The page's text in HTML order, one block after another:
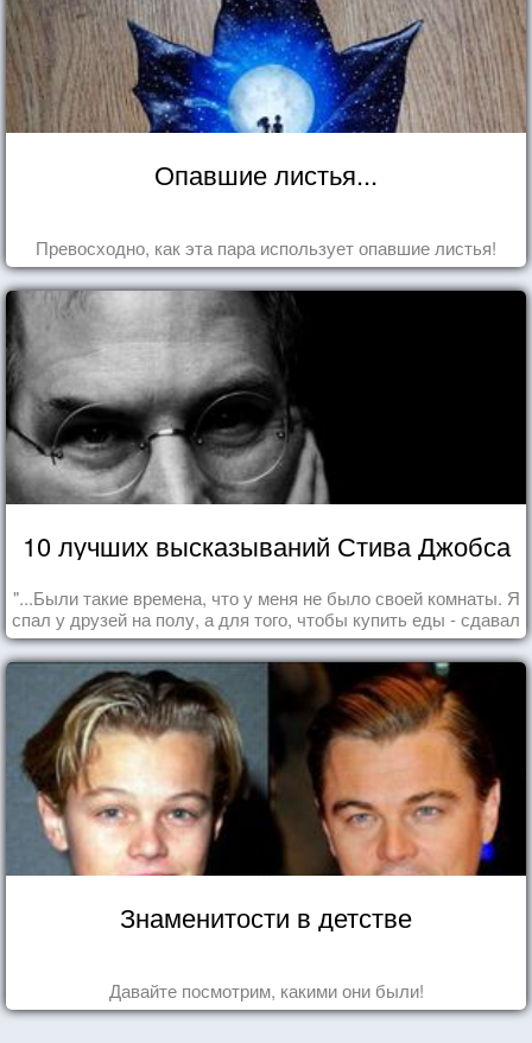
Опавшие листья...
Превосходно, как эта пара использует опавшие листья!
10 лучших высказываний Стива Джобса
"...Были такие времена, что у меня не было своей комнаты. Я
спал у друзей на полу, а для того, чтобы купить еды - сдавал
бутылки из под кока-колы"
Знаменитости в детстве
Давайте посмотрим, какими они были!